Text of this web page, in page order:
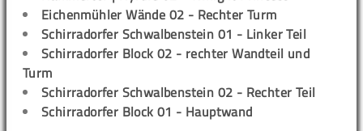
Eichenmühler Wände 02 - Rechter Turm
Schirradorfer Schwalbenstein 01 - Linker Teil
Schirradorfer Block 02 - rechter Wandteil und
Turm
Schirradorfer Schwalbenstein 02 - Rechter Teil
Schirradorfer Block 01 - Hauptwand